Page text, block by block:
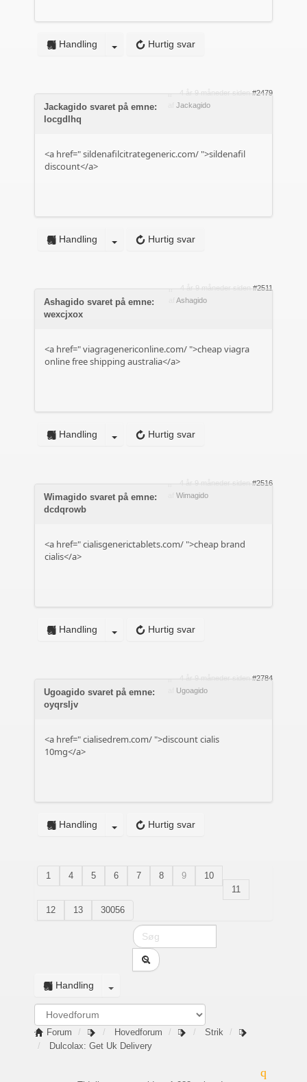
Hurtig svar
Handling
4 år 9 måneder siden #2479
Jackagido
Jackagido svaret på emne:
locgdlhq
<a href="sildenafilcitrategeneric.com/ ">sildenafil
discount</a>
Hurtig svar
Handling
4 år 9 måneder siden #2511
Ashagido
Ashagido svaret på emne:
wexcjxox
<a href="viagragenericonline.com/ ">cheap viagra
online free shipping australia</a>
Hurtig svar
Handling
4 år 9 måneder siden #2516
Wimagido
Wimagido svaret på emne:
dcdqrowb
<a href="cialisgenerictablets.com/ ">cheap brand
cialis</a>
Hurtig svar
Handling
4 år 9 måneder siden
#2784
Ugoagido
Ugoagido svaret på emne:
oyqrsljv
<a href="cialisedrem.com/ ">discount cialis
10mg</a>
Hurtig svar
Handling
1 4 5 6 7 8 9
10
11
12
13 30056
Handling
Forum Hovedforum
Strik
Dulcolax: Get Uk Delivery